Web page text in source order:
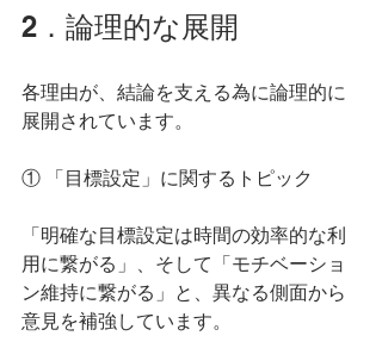
2．論理的な展開
各理由が、結論を支える為に論理的に
展開されています。
① 「目標設定」に関するトピック
「明確な目標設定は時間の効率的な利
用に繋がる」、そして「モチベーショ
ン維持に繋がる」と、異なる側面から
意見を補強しています。